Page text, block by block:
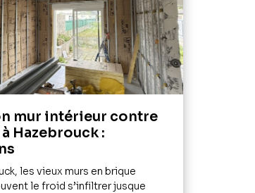
mur intérieur contre
Hazebrouck :
les vieux murs en brique
le froid s’infiltrer jusque